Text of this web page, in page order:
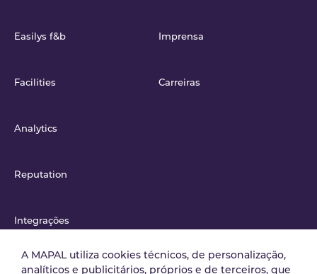
Easilys f&b
Facilities
Analytics
Reputation
Integrações
Imprensa
Carreiras
A MAPAL utiliza cookies técnicos, de personalização,
analíticos e publicitários, próprios e de terceiros, que